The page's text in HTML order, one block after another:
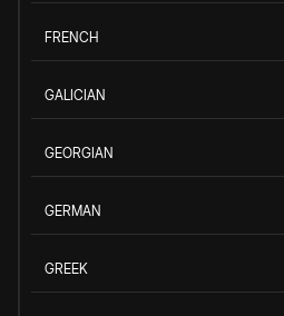
FRENCH
GALICIAN
GEORGIAN
GERMAN
GREEK